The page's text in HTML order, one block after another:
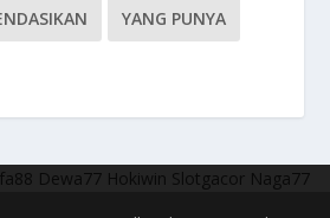
YANG PUNYA
Dewa77 Hokiwin Slotgacor Naga77